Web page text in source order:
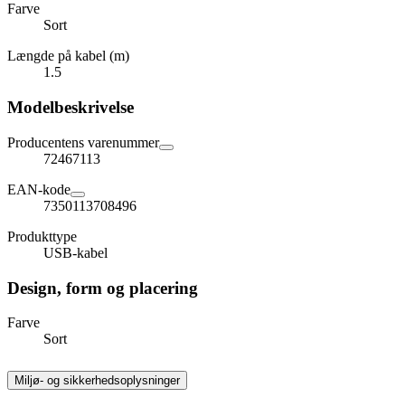
Farve
Sort
Længde på kabel (m)
1.5
Modelbeskrivelse
Producentens varenummer
72467113
EAN-kode
7350113708496
Produkttype
USB-kabel
Design, form og placering
Farve
Sort
Miljø- og sikkerhedsoplysninger